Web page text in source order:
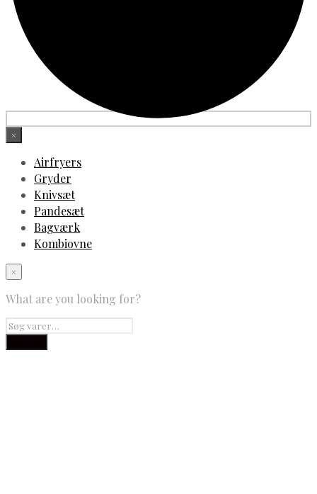
×
Airfryers
Gryder
Knivsæt
Pandesæt
Bagværk
Kombiovne
×
What are you looking for?